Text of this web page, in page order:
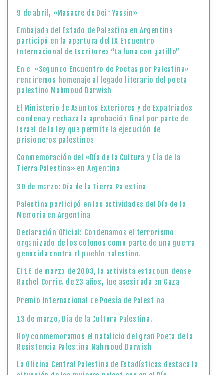
9 de abril, «Masacre de Deir Yassin»
Embajada del Estado de Palestina en Argentina
participó en la apertura del IX Encuentro
Internacional de Escritores “La luna con gatillo”
En el «Segundo Encuentro de Poetas por Palestina»
rendiremos homenaje al legado literario del poeta
palestino Mahmoud Darwish
El Ministerio de Asuntos Exteriores y de Expatriados
condena y rechaza la aprobación final por parte de
Israel de la ley que permite la ejecución de
prisioneros palestinos
Conmemoración del «Día de la Cultura y Día de la
Tierra Palestina» en Argentina
30 de marzo: Día de la Tierra Palestina
Palestina participó en las actividades del Día de la
Memoria en Argentina
Declaración Oficial: Condenamos el terrorismo
organizado de los colonos como parte de una guerra
genocida contra el pueblo palestino.
El 16 de marzo de 2003, la activista estadounidense
Rachel Corrie, de 23 años, fue asesinada en Gaza
Premio Internacional de Poesía de Palestina
13 de marzo, Día de la Cultura Palestina.
Hoy conmemoramos el natalicio del gran Poeta de la
Resistencia Palestina Mahmoud Darwish
La Oficina Central Palestina de Estadísticas destaca la